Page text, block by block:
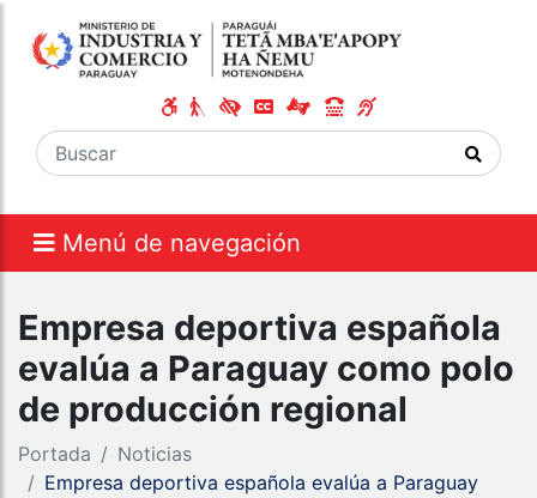
Menú de navegación
Empresa deportiva española
evalúa a Paraguay como polo
de producción regional
Portada
Noticias
Empresa deportiva española evalúa a Paraguay